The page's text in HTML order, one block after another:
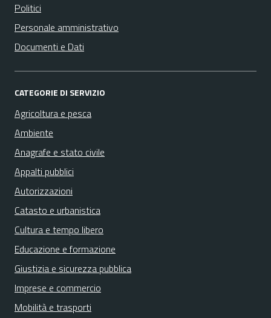
Politici
Personale amministrativo
Documenti e Dati
CATEGORIE DI SERVIZIO
Agricoltura e pesca
Ambiente
Anagrafe e stato civile
Appalti pubblici
Autorizzazioni
Catasto e urbanistica
Cultura e tempo libero
Educazione e formazione
Giustizia e sicurezza pubblica
Imprese e commercio
Mobilità e trasporti